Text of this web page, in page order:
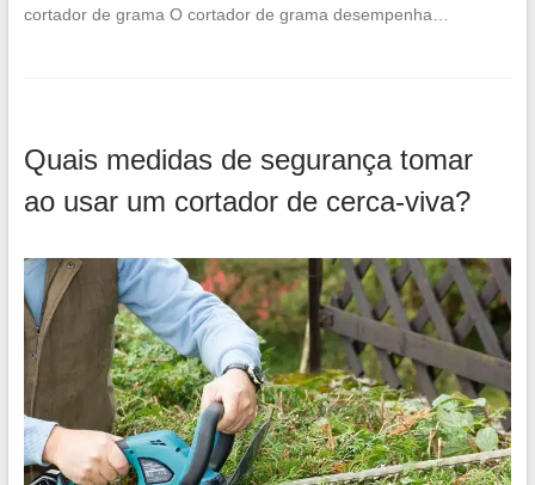
cortador de grama O cortador de grama desempenha…
Quais medidas de segurança tomar
ao usar um cortador de cerca-viva?